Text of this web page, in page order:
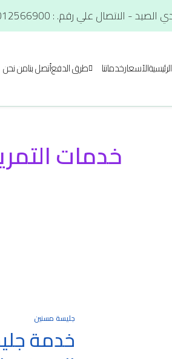
الرئيسيةالآسعارخدماتنا طرق الدفعأتصل بنامن نحن
خدمات
جليسة مسنين
خدمة